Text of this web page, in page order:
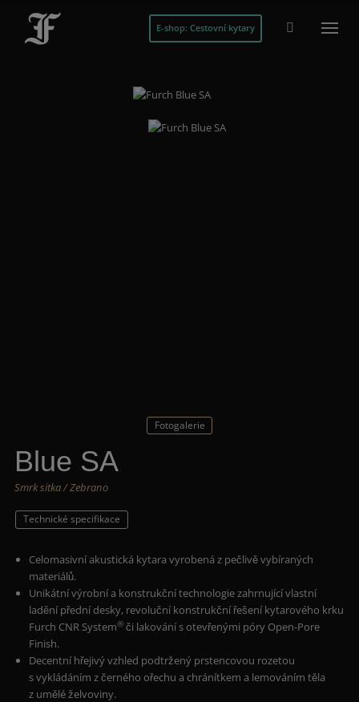
E-shop: Cestovní kytary
Fotogalerie
Blue SA
Smrk sitka / Zebrano
Technické specifikace
Celomasivní akustická kytara vyrobená z pečlivě vybíraných
materiálů.
Unikátní výrobní a konstrukční technologie zahrnující vlastní
ladění přední desky, revoluční konstrukční řešení kytarového krku
Furch CNR System®či lakování s otevřenými póry Open-Pore
Finish.
Decentní hřejivý vzhled podtržený prstencovou rozetou
s vykládáním z černého ořechu a chránítkem a lemováním těla
z umělé želvoviny.